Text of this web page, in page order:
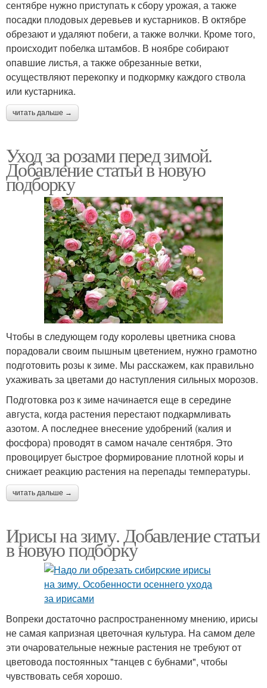
сентябре нужно приступать к сбору урожая, а также
посадки плодовых деревьев и кустарников. В октябре
обрезают и удаляют побеги, а также волчки. Кроме того,
происходит побелка штамбов. В ноябре собирают
опавшие листья, а также обрезанные ветки,
осуществляют перекопку и подкормку каждого ствола
или кустарника.
читать дальше →
Уход за розами перед зимой.
Добавление статьи в новую
подборку
Чтобы в следующем году королевы цветника снова
порадовали своим пышным цветением, нужно грамотно
подготовить розы к зиме. Мы расскажем, как правильно
ухаживать за цветами до наступления сильных морозов.
Подготовка роз к зиме начинается еще в середине
августа, когда растения перестают подкармливать
азотом. А последнее внесение удобрений (калия и
фосфора) проводят в самом начале сентября. Это
провоцирует быстрое формирование плотной коры и
снижает реакцию растения на перепады температуры.
читать дальше →
Ирисы на зиму. Добавление статьи
в новую подборку
Вопреки достаточно распространенному мнению, ирисы
не самая капризная цветочная культура. На самом деле
эти очаровательные нежные растения не требуют от
цветовода постоянных "танцев с бубнами", чтобы
чувствовать себя хорошо.